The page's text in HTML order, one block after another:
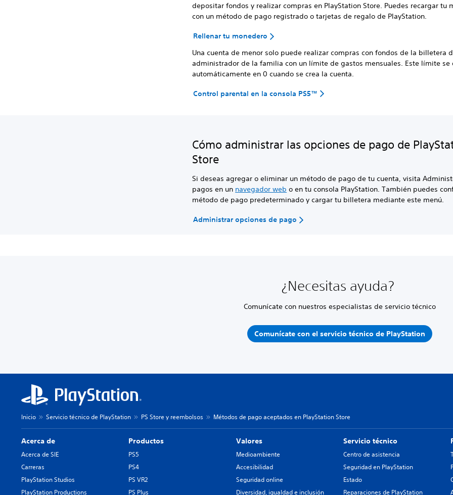
depositar fondos y realizar compras en PlayStation Store. Puedes recargar tu
con un método de pago registrado o tarjetas de regalo de PlayStation.
Rellenar tu monedero
Una cuenta de menor solo puede realizar compras con fondos de la billetera
administrador de la familia con un límite de gastos mensuales. Este límite se
automáticamente en 0 cuando se crea la cuenta.
Control parental en la consola PS5™
Cómo administrar las opciones de pago de
Store
Si deseas agregar o eliminar un método de pago de tu cuenta, visita
pagos en un navegador web o en tu consola PlayStation. También puedes
método de pago predeterminado y cargar tu billetera mediante este menú.
Administrar opciones de pago
¿Necesitas ayuda?
Comunícate con nuestros especialistas de servicio técnico
Comunícate con el servicio técnico de PlayStation
Inicio Servicio técnico de PlayStation PS Store y reembolsos Métodos de pago aceptados en PlayStation Store
Acerca de
Acerca de SIE
Carreras
PlayStation Studios
PlayStation Productions
Productos
PS5
PS4
PS VR2
PS Plus
Valores
Medioambiente
Accesibilidad
Seguridad online
Diversidad, igualdad e inclusión
Servicio técnico
Centro de asistencia
Seguridad en PlayStation
Estado
Reparaciones de PlayStation